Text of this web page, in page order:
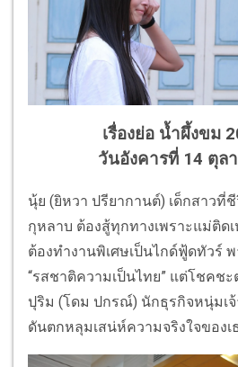
เรื่องย่อ น้ำผึ้งขม
วันอังคารที่ 14 ตุล
นุ้ย (ยิหวา ปรียากานต์) เด็กสาวที่
กุหลาบ ต้องสู้ทุกทางเพราะแม่ติด
ต้องทำงานพิเศษเป็นไกด์ฟู้ดทัวร์
“รสชาติความเป็นไทย” แต่โชคช
ปุริม (โดม ปกรณ์) นักธุรกิจหนุ่มเ
ดันตกหลุมเสน่ห์ความจริงใจของเ